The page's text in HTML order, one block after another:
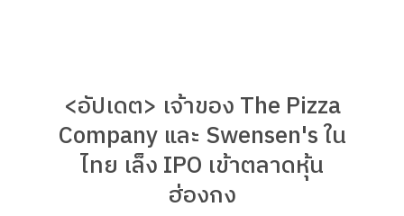
<อัปเดต> เจ้าของ The Pizza
Company และ Swensen's ใน
ไทย เล็ง IPO เข้าตลาดหุ้น
ฮ่องกง